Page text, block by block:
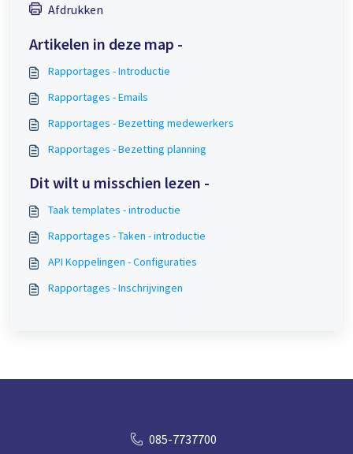
Afdrukken
Artikelen in deze map -
Rapportages - Introductie
Rapportages - Emails
Rapportages - Bezetting medewerkers
Rapportages - Bezetting planning
Dit wilt u misschien lezen -
Taak templates - introductie
Rapportages - Taken - introductie
API Koppelingen - Configuraties
Rapportages - Inschrijvingen
085-7737700